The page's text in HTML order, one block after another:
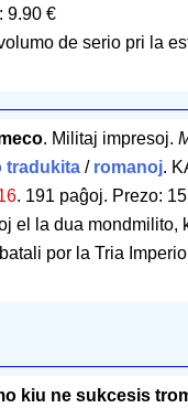
9.90 €
de serio pri la
. Militaj impresoj.
tradukita / romanoj.
. 191 paĝoj. Prezo:
el la dua mondmilito,
por la Tria
kiu ne sukcesis